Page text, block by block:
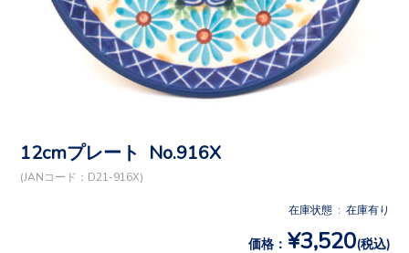
12cmプレート No.916X
(JANコード：D21-916X)
在庫状態 : 在庫有り
価格： ¥3,520(税込)